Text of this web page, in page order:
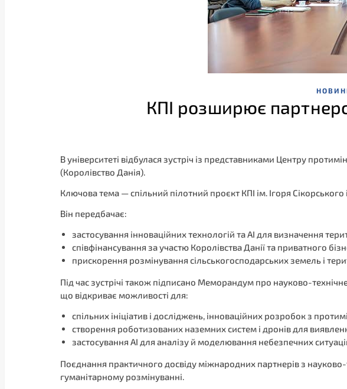
КПІ розширює
В університеті відбулася зустріч із представниками Центру
(Королівство Данія).
Ключова тема — спільний пілотний проєкт КПІ ім. Ігоря
Він передбачає:
застосування інноваційних технологій та АІ для визначення
співфінансування за участю Королівства Данії та приватного
прискорення розмінування сільськогосподарських земель і
Під час зустрічі також підписано Меморандум про науково-
що відкриває можливості для:
спільних ініціатив і досліджень, інноваційних розробок з
створення роботизованих наземних систем і дронів для
застосування АІ для аналізу й моделювання небезпечних
Поєднання практичного досвіду міжнародних партнерів з
гуманітарному розмінуванні.